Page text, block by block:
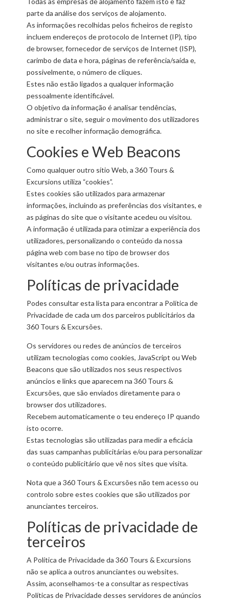
parte da análise dos serviços de alojamento.
As informações recolhidas pelos ficheiros de registo
incluem endereços de protocolo de Internet (IP), tipo
de browser, fornecedor de serviços de Internet (ISP),
carimbo de data e hora, páginas de referência/saída e,
possivelmente, o número de cliques.
Estes não estão ligados a qualquer informação
pessoalmente identificável.
O objetivo da informação é analisar tendências,
administrar o site, seguir o movimento dos utilizadores
no site e recolher informação demográfica.
Cookies e Web Beacons
Como qualquer outro sítio Web, a 360 Tours &
Excursions utiliza “cookies”.
Estes cookies são utilizados para armazenar
informações, incluindo as preferências dos visitantes, e
as páginas do site que o visitante acedeu ou visitou.
A informação é utilizada para otimizar a experiência dos
utilizadores, personalizando o conteúdo da nossa
página web com base no tipo de browser dos
visitantes e/ou outras informações.
Políticas de privacidade
Podes consultar esta lista para encontrar a Política de
Privacidade de cada um dos parceiros publicitários da
360 Tours & Excursões.
Os servidores ou redes de anúncios de terceiros
utilizam tecnologias como cookies, JavaScript ou Web
Beacons que são utilizados nos seus respectivos
anúncios e links que aparecem na 360 Tours &
Excursões, que são enviados diretamente para o
browser dos utilizadores.
Recebem automaticamente o teu endereço IP quando
isto ocorre.
Estas tecnologias são utilizadas para medir a eficácia
das suas campanhas publicitárias e/ou para personalizar
o conteúdo publicitário que vê nos sites que visita.
Nota que a 360 Tours & Excursões não tem acesso ou
controlo sobre estes cookies que são utilizados por
anunciantes terceiros.
Políticas de privacidade de
terceiros
A Política de Privacidade da 360 Tours & Excursions
não se aplica a outros anunciantes ou websites.
Assim, aconselhamos-te a consultar as respectivas
Políticas de Privacidade desses servidores de anúncios